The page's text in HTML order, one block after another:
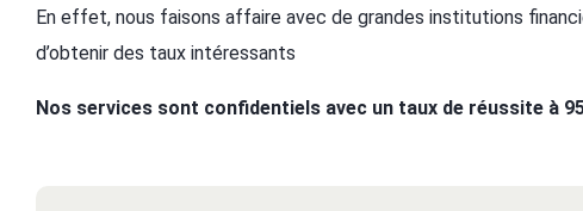
En effet, nous faisons affaire avec de grandes institutions
d’obtenir des taux intéressants
Nos services sont confidentiels avec un taux de réussite à